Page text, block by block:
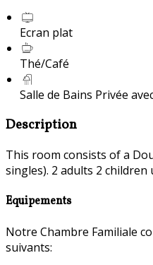
Ecran plat
Thé/Café
Salle de Bains Privée
Description
This room consists of a
singles). 2 adults 2
Equipements
Notre Chambre Familiale
suivants: